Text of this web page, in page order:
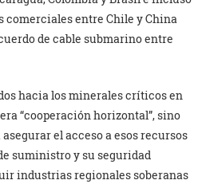
entre Chile y China
de cable submarino entre
hacia los minerales críticos en
“cooperación horizontal”, sino
el acceso a esos recursos
suministro y su seguridad
industrias regionales soberanas